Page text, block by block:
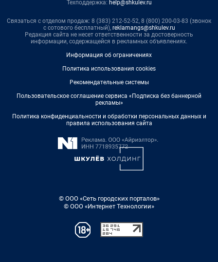
Техподдержка: help@shkulev.ru
Связаться с отделом продаж: 8 (383) 212-52-52, 8 (800) 200-03-83 (звонок
с сотового бесплатный), reklamangs@shkulev.ru
Редакция сайта не несет ответственности за достоверность
информации, содержащейся в рекламных объявлениях.
Информация об ограничениях
Политика использования cookies
Рекомендательные системы
Пользовательское соглашение сервиса «Подписка без баннерной
рекламы»
Политика конфиденциальности и обработки персональных данных и
правила использования сайта
© ООО «Сеть городских порталов»
© ООО «Интернет Технологии»